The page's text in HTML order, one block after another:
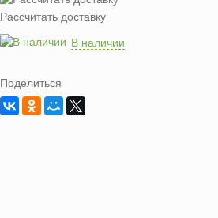
Рассчитать доставку
В наличии
Поделиться